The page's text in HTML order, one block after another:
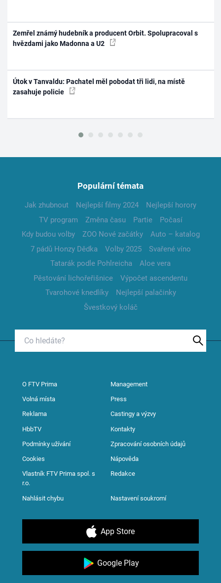
Zemřel známý hudebník a producent Orbit. Spolupracoval s
hvězdami jako Madonna a U2
Útok v Tanvaldu: Pachatel měl pobodat tři lidi, na místě
zasahuje policie
Populární témata
Jak zhubnout Nejlepší filmy 2024
Nejlepší horory
TV program
Změna času Partie
Počasí
Kdy budou volby
ZOO Nové začátky
Auto – katalog
7 pádů Honzy Dědka
Volby 2025
Svařené víno
Tatarák podle Pohlreicha
Aloe vera
Pěstování lichořeřišnice
Výpočet ascendentu
Tvarohové knedlíky
Nejlepší palačinky
Švestkový koláč
O FTV Prima Management
Volná místa Press
Reklama Castingy a výzvy
HbbTV Kontakty
Podmínky užívání Zpracování osobních údajů
Cookies Nápověda
Vlastník FTV Prima spol. s
r.o.
Redakce
Nahlásit chybu Nastavení soukromí
App Store
Google Play